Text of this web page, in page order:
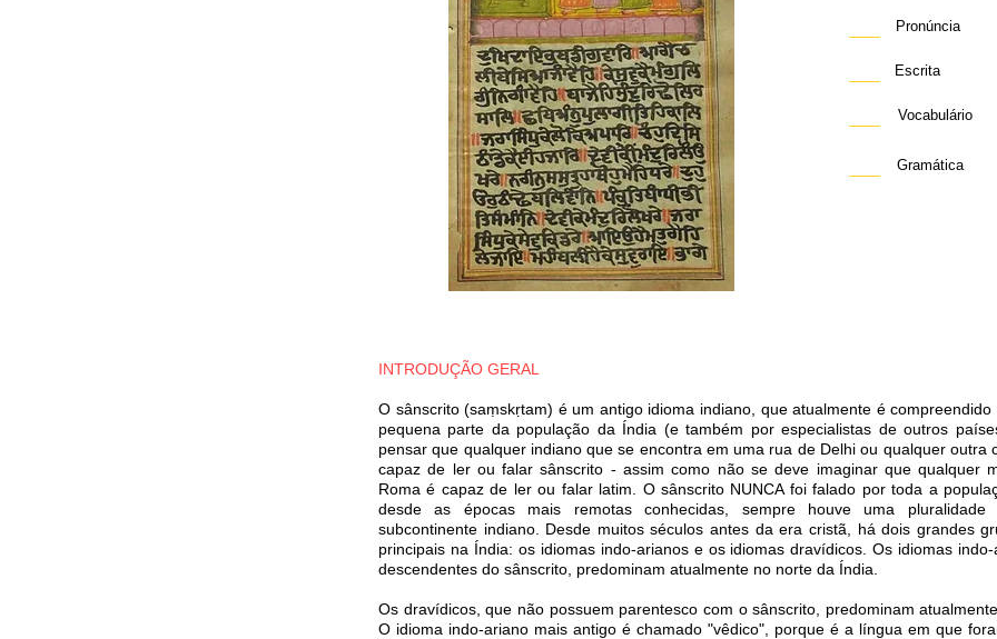
Pronúncia
Escrita
Vocabulário
Gramática
INTRODUÇÃO GERAL
O sânscrito (saṃskṛtam) é um antigo idioma indiano, que atualmente é
pequena parte da população da Índia (e também por especialistas de outros
pensar que qualquer indiano que se encontra em uma rua de Delhi ou qualquer outra
capaz de ler ou falar sânscrito - assim como não se deve imaginar que qualquer
Roma é capaz de ler ou falar latim. O sânscrito NUNCA foi falado por toda a
desde as épocas mais remotas conhecidas, sempre houve uma
subcontinente indiano. Desde muitos séculos antes da era cristã, há dois grandes
principais na Índia: os idiomas indo-arianos e os idiomas dravídicos. Os idiomas
descendentes do sânscrito, predominam atualmente no norte da Índia.
Os dravídicos, que não possuem parentesco com o sânscrito, predominam
O idioma indo-ariano mais antigo é chamado "vêdico", porque é a língua em que